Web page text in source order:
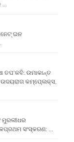
…
ଇନ
ତପ’କବି: ଉମାକାନ୍ତ
ଉଦୟରାଗ କମ୍ପେ୍ଲକ୍ସ,
ମୁରଲୀଧର
ସଂସ୍କରଣ: …